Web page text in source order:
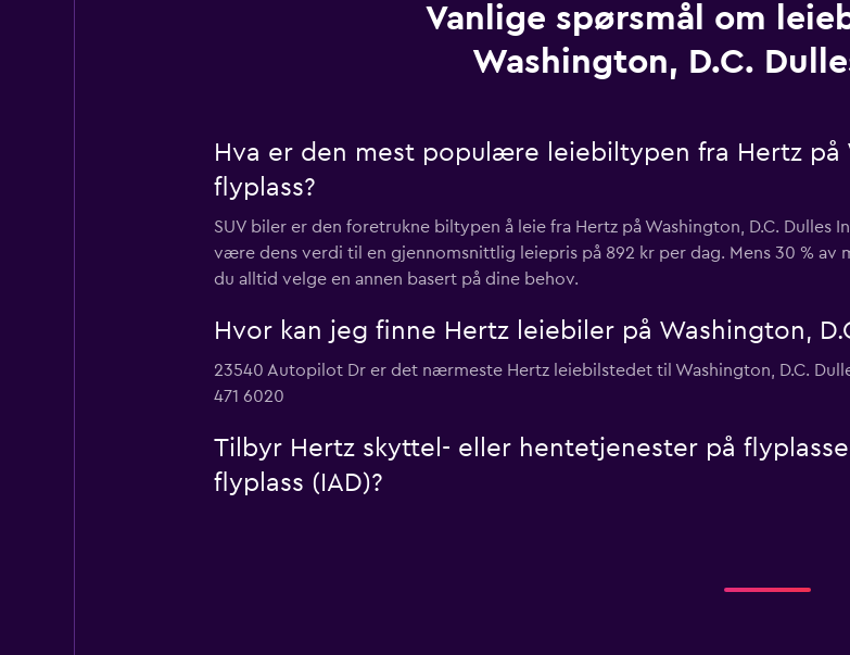
Vanlige spørsmål om
Washington, D.C.
Hva er den mest populære leiebiltypen fra Hertz på
flyplass?
SUV biler er den foretrukne biltypen å leie fra Hertz på Washington, D.C.
være dens verdi til en gjennomsnittlig leiepris på 892 kr per dag. Mens 30 %
du alltid velge en annen basert på dine behov.
Hvor kan jeg finne Hertz leiebiler på Washington,
23540 Autopilot Dr er det nærmeste Hertz leiebilstedet til Washington, D.C.
471 6020
Tilbyr Hertz skyttel- eller hentetjenester på
flyplass (IAD)?